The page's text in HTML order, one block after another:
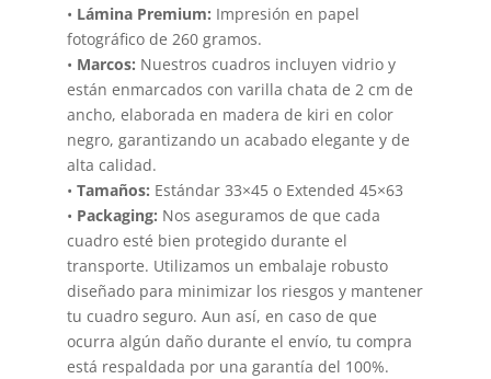
• Lámina Premium: Impresión en papel
fotográfico de 260 gramos.
• Marcos: Nuestros cuadros incluyen vidrio y
están enmarcados con varilla chata de 2 cm de
ancho, elaborada en madera de kiri en color
negro, garantizando un acabado elegante y de
alta calidad.
• Tamaños: Estándar 33×45 o Extended 45×63
• Packaging: Nos aseguramos de que cada
cuadro esté bien protegido durante el
transporte. Utilizamos un embalaje robusto
diseñado para minimizar los riesgos y mantener
tu cuadro seguro. Aun así, en caso de que
ocurra algún daño durante el envío, tu compra
está respaldada por una garantía del 100%.